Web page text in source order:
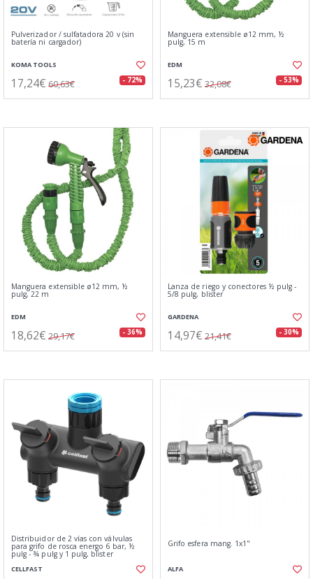
Pulverizador / sulfatadora 20 v (sin
batería ni cargador)
KOMA TOOLS
17,24€ 60,63€ - 72%
Manguera extensible ø12 mm, ½
pulg, 15 m
EDM
15,23€ 32,08€ - 53%
Manguera extensible ø12 mm, ½
pulg, 22 m
EDM
18,62€ 29,17€ - 36%
Lanza de riego y conectores ½ pulg -
5/8 pulg, blister
GARDENA
14,97€ 21,41€ - 30%
Distribuidor de 2 vías con válvulas
para grifo de rosca energo 6 bar, ½
pulg - ¾ pulg y 1 pulg, blister
CELLFAST
Grifo esfera mang. 1x1"
ALFA